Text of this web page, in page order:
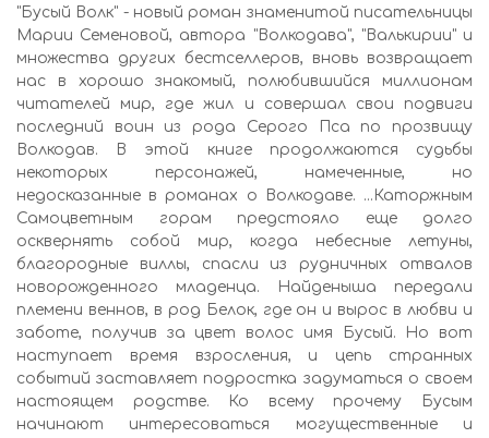
"Бусый Волк" - новый роман знаменитой писательницы
Марии Семеновой, автора "Волкодава", "Валькирии" и
множества других бестселлеров, вновь возвращает
нас в хорошо знакомый, полюбившийся миллионам
читателей мир, где жил и совершал свои подвиги
последний воин из рода Серого Пса по прозвищу
Волкодав. В этой книге продолжаются судьбы
некоторых персонажей, намеченные, но
недосказанные в романах о Волкодаве. ...Каторжным
Самоцветным горам предстояло еще долго
осквернять собой мир, когда небесные летуны,
благородные виллы, спасли из рудничных отвалов
новорожденного младенца. Найденыша передали
племени веннов, в род Белок, где он и вырос в любви и
заботе, получив за цвет волос имя Бусый. Но вот
наступает время взросления, и цепь странных
событий заставляет подростка задуматься о своем
настоящем родстве. Ко всему прочему Бусым
начинают интересоваться могущественные и